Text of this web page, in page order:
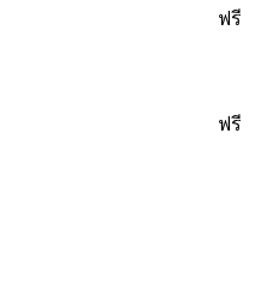
ฟรี
ฟรี